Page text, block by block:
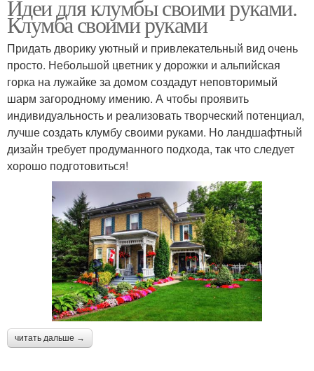
Идеи для клумбы своими руками.
Клумба своими руками
Придать дворику уютный и привлекательный вид очень
просто. Небольшой цветник у дорожки и альпийская
горка на лужайке за домом создадут неповторимый
шарм загородному имению. А чтобы проявить
индивидуальность и реализовать творческий потенциал,
лучше создать клумбу своими руками. Но ландшафтный
дизайн требует продуманного подхода, так что следует
хорошо подготовиться!
читать дальше →